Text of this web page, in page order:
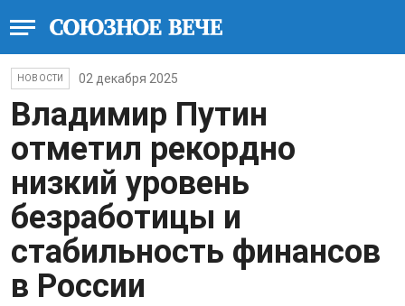
НОВОСТИ 02 декабря 2025
Владимир Путин
отметил рекордно
низкий уровень
безработицы и
стабильность финансов
в России